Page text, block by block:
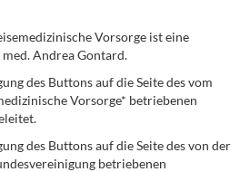
Vorsorge ist eine
Andrea Gontard.
des Buttons auf die Seite des vom
Vorsorge* betriebenen
des Buttons auf die Seite des von der
betriebenen